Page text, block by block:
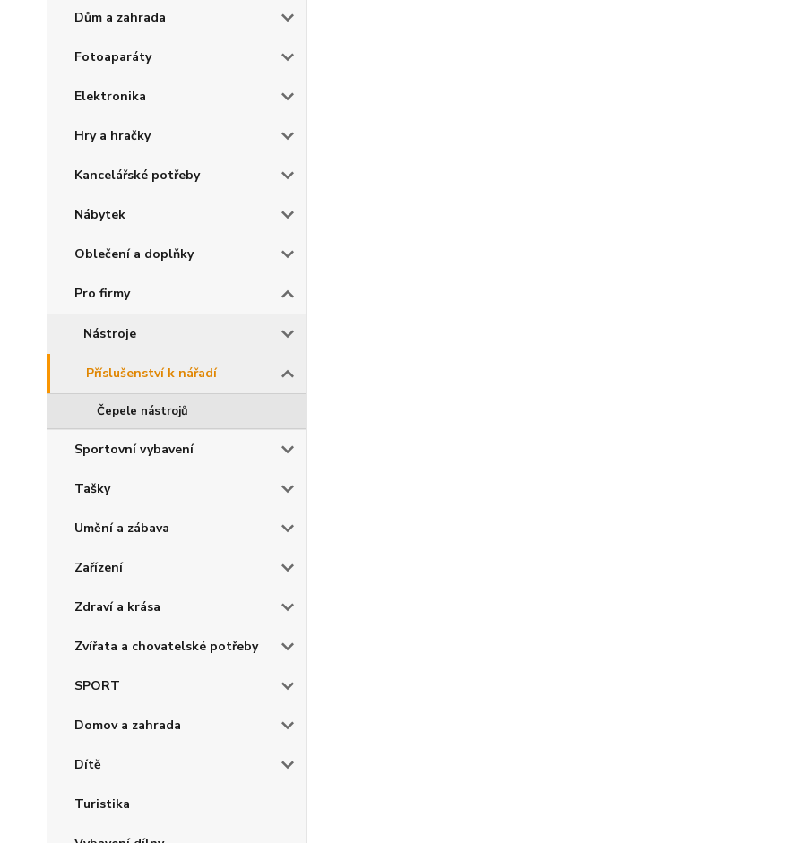
Dům a zahrada
Fotoaparáty
Elektronika
Hry a hračky
Kancelářské potřeby
Nábytek
Oblečení a doplňky
Pro firmy
Nástroje
Příslušenství k nářadí
Čepele nástrojů
Sportovní vybavení
Tašky
Umění a zábava
Zařízení
Zdraví a krása
Zvířata a chovatelské potřeby
SPORT
Domov a zahrada
Dítě
Turistika